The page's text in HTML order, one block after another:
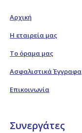
Αρχική
Η εταιρεία μας
Το όραμα μας
Ασφαλιστικά Έγγραφα
Επικοινωνία
Συνεργάτες